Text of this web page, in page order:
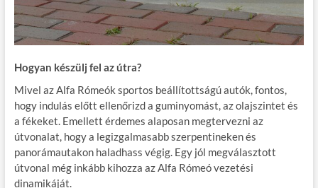
Hogyan készülj fel az útra?
Mivel az Alfa Rómeók sportos beállítottságú autók, fontos,
hogy indulás előtt ellenőrizd a guminyomást, az olajszintet és
a fékeket. Emellett érdemes alaposan megtervezni az
útvonalat, hogy a legizgalmasabb szerpentineken és
panorámautakon haladhass végig. Egy jól megválasztott
útvonal még inkább kihozza az Alfa Rómeó vezetési
dinamikáját.